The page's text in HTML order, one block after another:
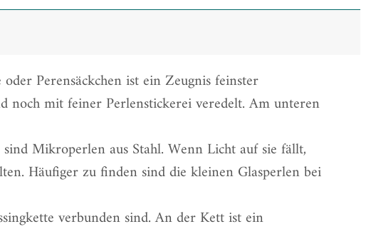
Perensäckchen ist ein Zeugnis feinster
noch mit feiner Perlenstickerei veredelt. Am unteren
Mikroperlen aus Stahl. Wenn Licht auf sie fällt,
Häufiger zu finden sind die kleinen Glasperlen bei
verbunden sind. An der Kett ist ein